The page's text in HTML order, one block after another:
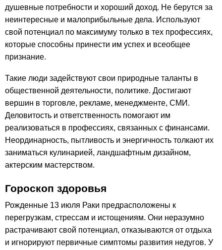
душевные потребности и хороший доход. Не берутся за
неинтересные и малоприбыльные дела. Используют
свой потенциал по максимуму только в тех профессиях,
которые способны принести им успех и всеобщее
признание.
Такие люди задействуют свои природные таланты в
общественной деятельности, политике. Достигают
вершин в торговле, рекламе, менеджменте, СМИ.
Деловитость и ответственность помогают им
реализоваться в профессиях, связанных с финансами.
Неординарность, пытливость и энергичность толкают их
заниматься кулинарией, ландшафтным дизайном,
актерским мастерством.
Гороскоп здоровья
Рожденные 13 июля Раки предрасположены к
перегрузкам, стрессам и истощениям. Они неразумно
растрачивают свой потенциал, отказываются от отдыха
и игнорируют первичные симптомы развития недугов. У